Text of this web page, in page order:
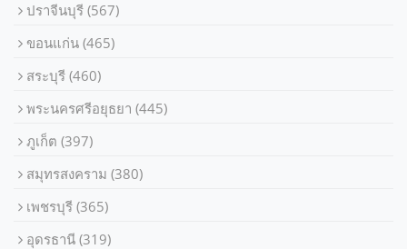
ปราจีนบุรี
(567)
ขอนแก่น
(465)
สระบุรี
(460)
พระนครศรีอยุธยา
(445)
ภูเก็ต
(397)
สมุทรสงคราม
(380)
เพชรบุรี
(365)
อุดรธานี
(319)